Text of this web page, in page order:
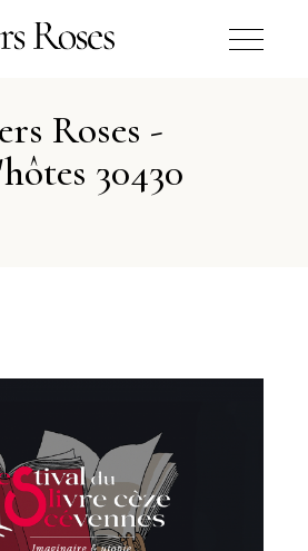
Roses -
30430